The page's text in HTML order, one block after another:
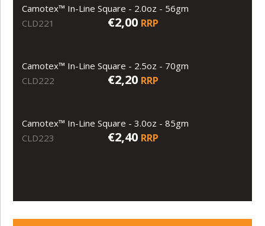
Camotex™ In-Line Square - 2.0oz - 56gm
CLD221
€2,00 RRP
Camotex™ In-Line Square - 2.5oz - 70gm
CLD222
€2,20 RRP
Camotex™ In-Line Square - 3.0oz - 85gm
CLD223
€2,40 RRP